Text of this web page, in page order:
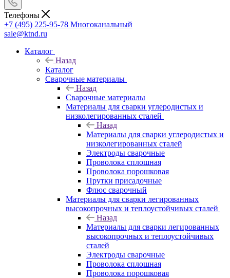
Телефоны
+7 (495) 225-95-78 Многоканальный
sale@ktnd.ru
Каталог
Назад
Каталог
Сварочные материалы
Назад
Сварочные материалы
Материалы для сварки углеродистых и
низколегированных сталей
Назад
Материалы для сварки углеродистых и
низколегированных сталей
Электроды сварочные
Проволока сплошная
Проволока порошковая
Прутки присадочные
Флюс сварочный
Материалы для сварки легированных
высокопрочных и теплоустойчивых сталей
Назад
Материалы для сварки легированных
высокопрочных и теплоустойчивых
сталей
Электроды сварочные
Проволока сплошная
Проволока порошковая